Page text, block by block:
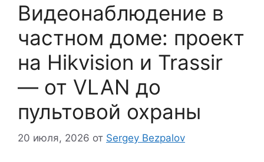
Видеонаблюдение в
частном доме: проект
на Hikvision и Trassir
— от VLAN до
пультовой охраны
20 июля, 2026 от Sergey Bezpalov